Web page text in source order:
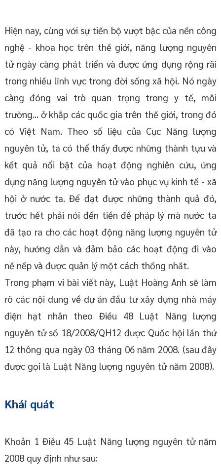
Hiện nay, cùng với sự tiến bộ vượt bậc của nền công
nghệ - khoa học trên thế giới, năng lượng nguyên
tử ngày càng phát triển và được ứng dụng rộng rãi
trong nhiều lĩnh vực trong đời sống xã hội. Nó ngày
càng đóng vai trò quan trọng trong y tế, môi
trường... ở khắp các quốc gia trên thế giới, trong đó
có Việt Nam. Theo số liệu của Cục Năng lượng
nguyên tử, ta có thể thấy được những thành tựu và
kết quả nổi bật của hoạt động nghiên cứu, ứng
dụng năng lượng nguyên tử vào phục vụ kinh tế - xã
hội ở nước ta. Để đạt được những thành quả đó,
trước hết phải nói đến tiền đề pháp lý mà nước ta
đã tạo ra cho các hoạt động năng lượng nguyên tử
này, hướng dẫn và đảm bảo các hoạt động đi vào
nề nếp và được quản lý một cách thống nhất.
Trong phạm vi bài viết này, Luật Hoàng Anh sẽ làm
rõ các nội dung về dự án đầu tư xây dựng nhà máy
điện hạt nhân theo Điều 48 Luật Năng lượng
nguyên tử số 18/2008/QH12 được Quốc hội lần thứ
12 thông qua ngày 03 tháng 06 năm 2008. (sau đây
được gọi là Luật Năng lượng nguyên tử năm 2008).
Khái quát
Khoản 1 Điều 45 Luật Năng lượng nguyên tử năm
2008 quy định như sau: